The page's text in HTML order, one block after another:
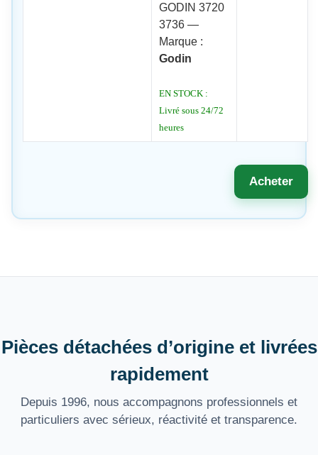
GODIN 3720
3736 —
Marque :
Godin
EN STOCK :
Livré sous 24/72
heures
Acheter
Pièces détachées d’origine et livrées
rapidement
Depuis 1996, nous accompagnons professionnels et
particuliers avec sérieux, réactivité et transparence.